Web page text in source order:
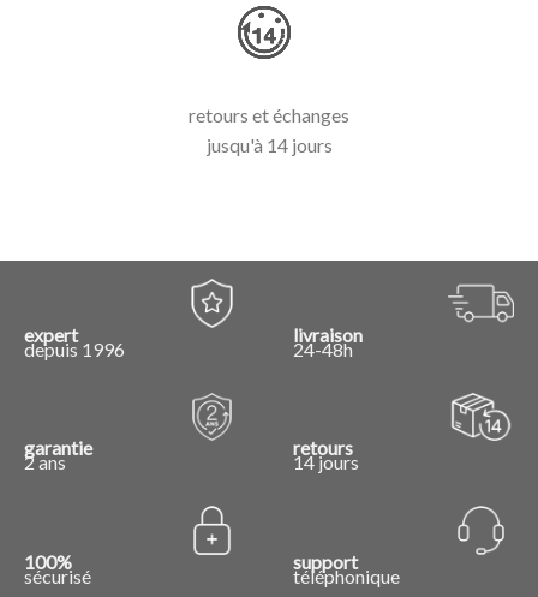
retours et échanges
jusqu'à 14 jours
expert
depuis 1996
livraison
24-48h
garantie
2 ans
retours
14 jours
100%
sécurisé
support
téléphonique